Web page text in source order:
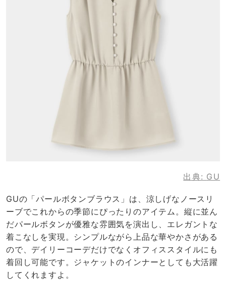
出典: GU
GUの「パールボタンブラウス」は、涼しげなノースリ
ーブでこれからの季節にぴったりのアイテム。縦に並ん
だパールボタンが優雅な雰囲気を演出し、エレガントな
着こなしを実現。シンプルながら上品な華やかさがある
ので、デイリーコーデだけでなくオフィススタイルにも
着回し可能です。ジャケットのインナーとしても大活躍
してくれますよ。